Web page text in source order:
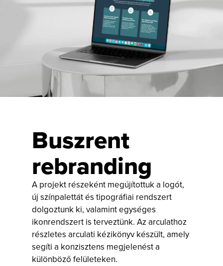
Buszrent
rebranding
A projekt részeként megújítottuk a logót,
új színpalettát és tipográfiai rendszert
dolgoztunk ki, valamint egységes
ikonrendszert is terveztünk. Az arculathoz
részletes arculati kézikönyv készült, amely
segíti a konzisztens megjelenést a
különböző felületeken.